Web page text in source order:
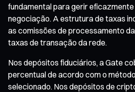
fundamental para gerir
negociação. A estrutura de taxas
as comissões de processamento
taxas de transação da rede.
Nos depósitos fiduciários, a Gate
percentual de acordo com o
selecionado. Nos depósitos de